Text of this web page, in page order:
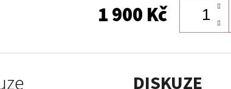
1 900 Kč
DISKUZE